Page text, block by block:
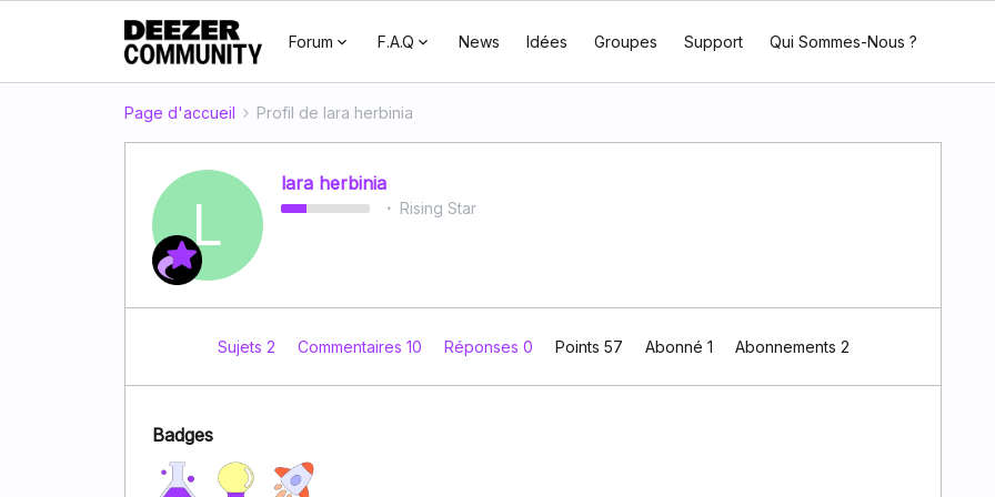
Forum F.A.Q News Idées Groupes Support Qui Sommes-Nous ?
Page d'accueil Profil de lara herbinia
L
lara herbinia
Rising Star
Sujets 2 Commentaires 10 Réponses 0 Points 57 Abonné 1 Abonnements 2
Badges